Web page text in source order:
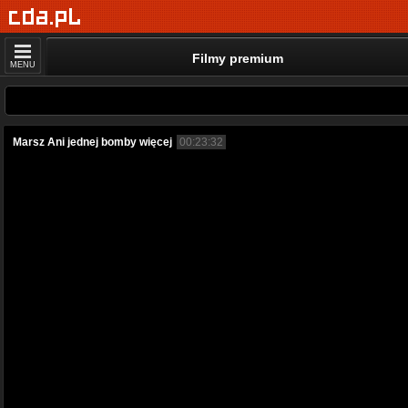
MENU Filmy premium
Marsz Ani jednej bomby więcej 00:23:32